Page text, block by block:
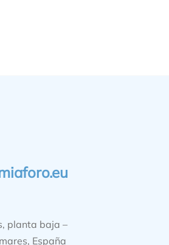
planta baja –
España